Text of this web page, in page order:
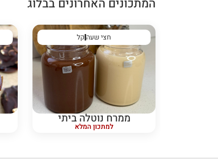
המתכונים האחרונים בבלוג
חצי שעה קל
ממרח נוטלה ביתי
למתכון המלא